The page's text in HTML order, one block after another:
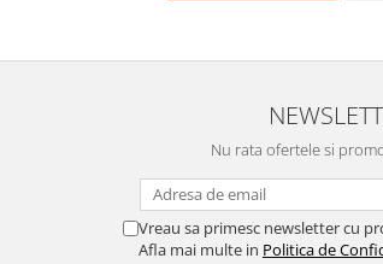
Nu rata ofertele si
Vreau sa primesc newsletter cu
Afla mai multe in Politica de